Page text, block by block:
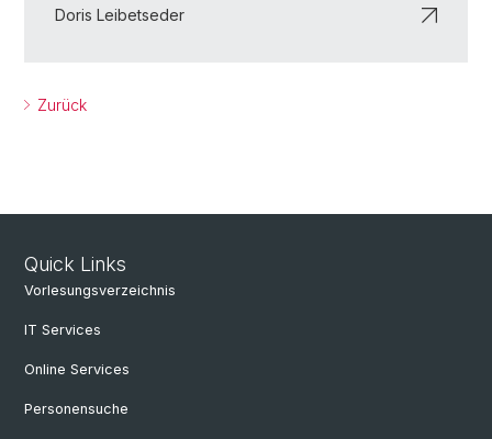
Doris Leibetseder
Zurück
Quick Links
Vorlesungsverzeichnis
IT Services
Online Services
Personensuche